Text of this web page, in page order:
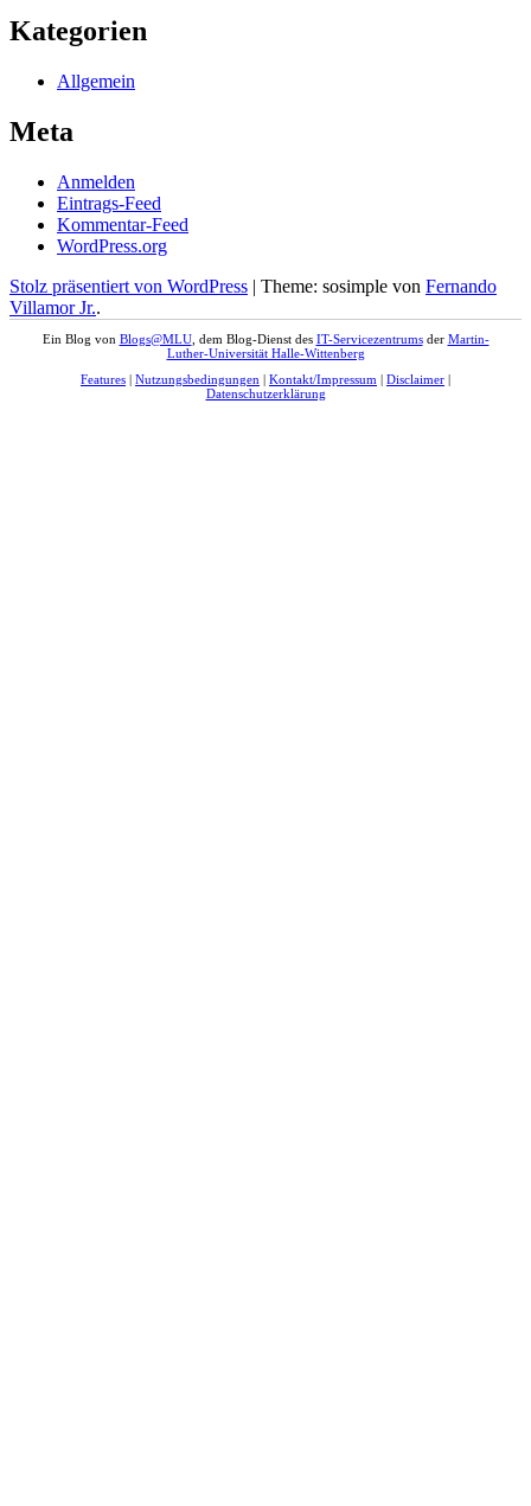
Kategorien
Allgemein
Meta
Anmelden
Eintrags-Feed
Kommentar-Feed
WordPress.org
Stolz präsentiert von WordPress | Theme: sosimple von Fernando
Villamor Jr..
Ein Blog von Blogs@MLU, dem Blog-Dienst des IT-Servicezentrumsder Martin-
Luther-Universität Halle-Wittenberg
Features | Nutzungsbedingungen | Kontakt/Impressum | Disclaimer |
Datenschutzerklärung